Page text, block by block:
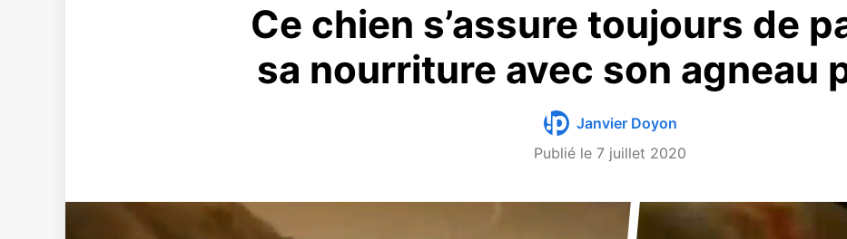
Ce chien s’assure toujours de
sa nourriture avec son agneau
Janvier Doyon
Publié le 7 juillet 2020